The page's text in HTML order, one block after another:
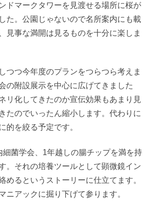
ドマークタワーを見渡せる場所に桜が
た。公園じゃないので名所案内にも載
見事な満開は見るものを十分に楽しま
つつ今年度のプランをつらつら考えま
の附設展示を中心に広げてきました
リ化してきたのか宣伝効果もあまり見
たのでいったん縮小します。代わりに
的を絞る予定です。
細菌学会、1年越しの腸チップを満を持
。それの培養ツールとして顕微鏡イン
めるというストーリーに仕立てます。
ニアックに掘り下げて参ります。